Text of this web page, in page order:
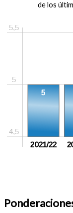
de los
5,5
4,5
5
5
2021/22